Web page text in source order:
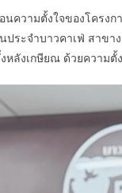
นความตั้งใจของโคร
ประจำบาวคาเฟ่ สาขา
ลังเกษียณ ด้วยความตั้